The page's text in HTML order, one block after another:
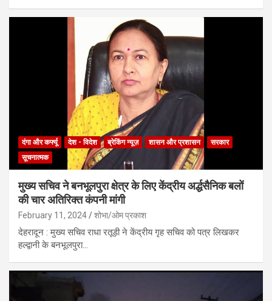
दंगा और कर्फ्यू देश - विदेश ब्रेकिंग न्यूज़ शासन और प्रशासन
सरकार
सूचनात्मक
मुख्य सचिव ने बनभूलपुरा क्षेत्र के लिए केंद्रीय अर्द्धसैनिक बलों
की चार अतिरिक्त कंपनी मांगी
February 11, 2024 शोभा/ओम प्रकाश
देहरादून : मुख्य सचिव राधा रतूड़ी ने केंद्रीय गृह सचिव को पत्र लिखकर
हल्द्वानी के बनभूलपुरा…